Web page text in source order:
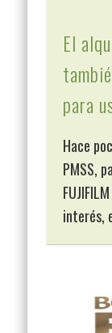
El
para
Hace
PMSS,
interés,